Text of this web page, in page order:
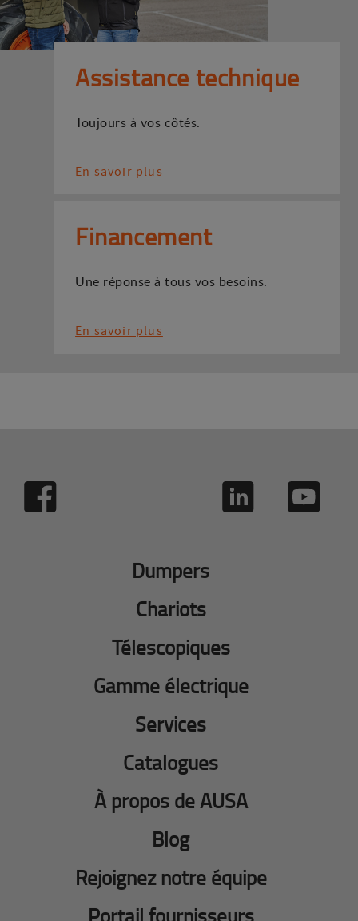
Assistance technique
Toujours à vos côtés.
En savoir plus
Financement
Une réponse à tous vos besoins.
En savoir plus
Dumpers
Chariots
Télescopiques
Gamme électrique
Services
Catalogues
À propos de AUSA
Blog
Rejoignez notre équipe